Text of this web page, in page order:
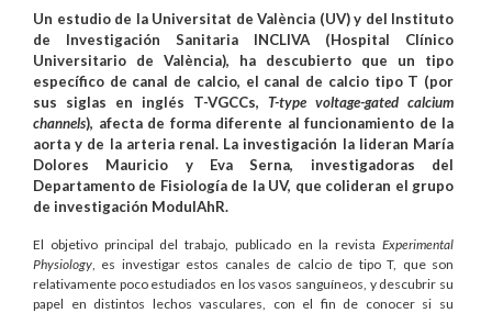
Un estudio de la Universitat de València (UV) y del Instituto
de Investigación Sanitaria INCLIVA (Hospital Clínico
Universitario de València), ha descubierto que un tipo
específico de canal de calcio, el canal de calcio tipo T (por
sus siglas en inglés T-VGCCs, T-type voltage-gated calcium
channels), afecta de forma diferente al funcionamiento de la
aorta y de la arteria renal. La investigación la lideran María
Dolores Mauricio y Eva Serna, investigadoras del
Departamento de Fisiología de la UV, que colideran el grupo
de investigación ModulAhR.
El objetivo principal del trabajo, publicado en la revista Experimental
Physiology , es investigar estos canales de calcio de tipo T, que son
relativamente poco estudiados en los vasos sanguíneos, y descubrir su
papel en distintos lechos vasculares, con el fin de conocer si su